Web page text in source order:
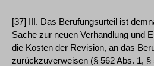
[37] III. Das Berufungsurteil ist
Sache zur neuen Verhandlung und
die Kosten der Revision, an das
zurückzuverweisen (§ 562 Abs. 1,